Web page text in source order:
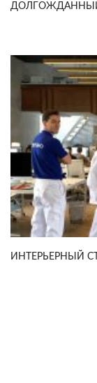
ДОЛГОЖДАННЫЙ
ИНТЕРЬЕРНЫЙ